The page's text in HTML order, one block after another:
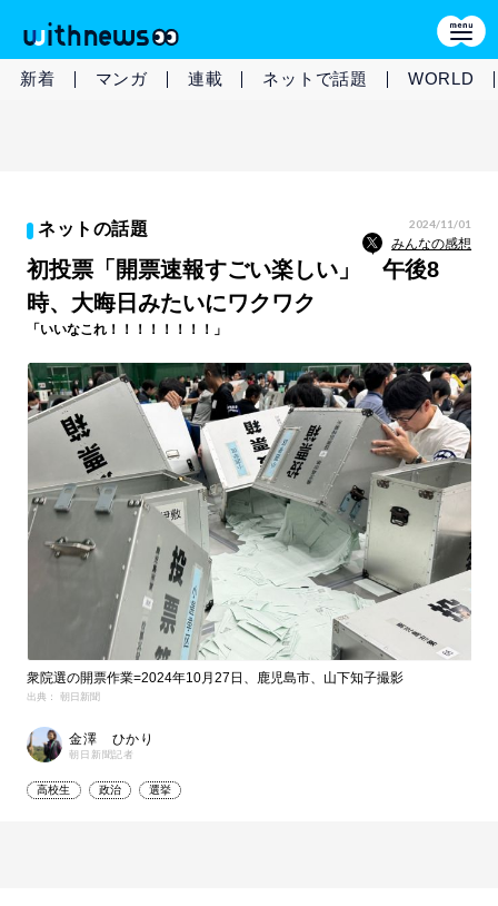
新着 マンガ 連載 ネットで話題 WORLD
ネットの話題 2024/11/01
みんなの感想
初投票「開票速報すごい楽しい」 午後8
時、大晦日みたいにワクワク
「いいなこれ！！！！！！！！」
衆院選の開票作業=2024年10月27日、鹿児島市、山下知子撮影
出典： 朝日新聞
金澤 ひかり
朝日新聞記者
高校生 政治 選挙